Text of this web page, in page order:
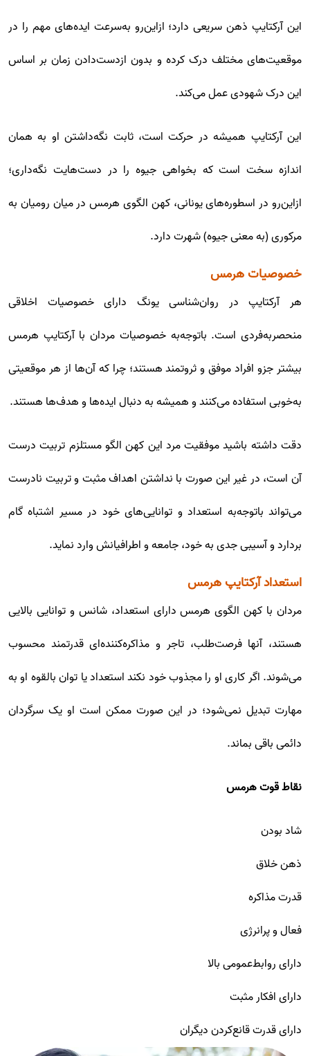
این آرکتایپ ذهن سریعی دارد؛ ازاین‌رو به‌سرعت ایده‌های مهم را در
موقعیت‌های مختلف درک کرده و بدون ازدست‌دادن زمان بر اساس
این درک شهودی عمل می‌کند.
این آرکتایپ همیشه در حرکت است، ثابت نگه‌داشتن او به همان
اندازه سخت است که بخواهی جیوه را در دست‌هایت نگه‌داری؛
ازاین‌رو در اسطوره‌های یونانی، کهن الگوی هرمس در میان رومیان به
مرکوری (به معنی جیوه) شهرت دارد.
خصوصیات هرمس
هر آرکتایپ در روان‌شناسی یونگ دارای خصوصیات اخلاقی
منحصربه‌فردی است. باتوجه‌به خصوصیات مردان با آرکتایپ هرمس
بیشتر جزو افراد موفق و ثروتمند هستند؛ چرا که آن‌ها از هر موقعیتی
به‌خوبی استفاده می‌کنند و همیشه به دنبال ایده‌ها و هدف‌ها هستند.
دقت داشته باشید موفقیت مرد این کهن الگو مستلزم تربیت درست
آن است، در غیر این صورت با نداشتن اهداف مثبت و تربیت نادرست
می‌تواند باتوجه‌به استعداد و توانایی‌های خود در مسیر اشتباه گام
بردارد و آسیبی جدی به خود، جامعه و اطرافیانش وارد نماید.
استعداد آرکتایپ هرمس
مردان با کهن الگوی هرمس دارای استعداد، شانس و توانایی بالایی
هستند، آنها فرصت‌طلب، تاجر و مذاکره‌کننده‌ای قدرتمند محسوب
می‌شوند. اگر کاری او را مجذوب خود نکند استعداد یا توان بالقوه او به
مهارت تبدیل نمی‌شود؛ در این صورت ممکن است او یک سرگردان
دائمی باقی بماند.
نقاط قوت هرمس
شاد بودن
ذهن خلاق
قدرت مذاکره
فعال و پرانرژی
دارای روابط‌عمومی بالا
دارای افکار مثبت
دارای قدرت قانع‌کردن دیگران